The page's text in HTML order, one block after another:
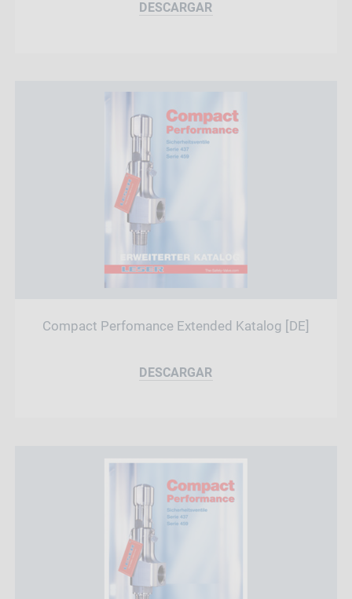
DESCARGAR
Compact Perfomance Extended Katalog [DE]
DESCARGAR